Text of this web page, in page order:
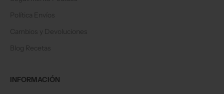
Política Envíos
Cambios y Devoluciones
Blog Recetas
INFORMACIÓN